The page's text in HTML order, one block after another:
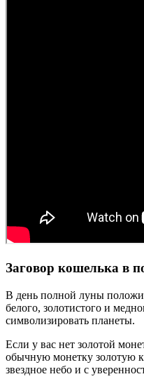
Заговор кошелька в
В день полной луны
белого, золотистого и
символизировать планеты.
Если у вас нет золотой
обычную монетку золотую
звездное небо и с